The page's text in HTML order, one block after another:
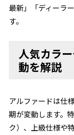
最新」「ディーラ
す。
人気カラ
動を解説
アルファードは仕
期が変動します。
ク）、上級仕様や